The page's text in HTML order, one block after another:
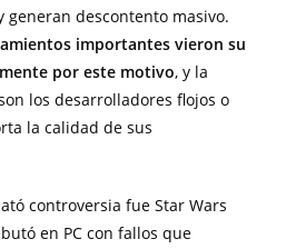
generan descontento masivo.
importantes vieron su
por este motivo, y la
los desarrolladores flojos o
la calidad de sus
controversia fue Star Wars
en PC con fallos que